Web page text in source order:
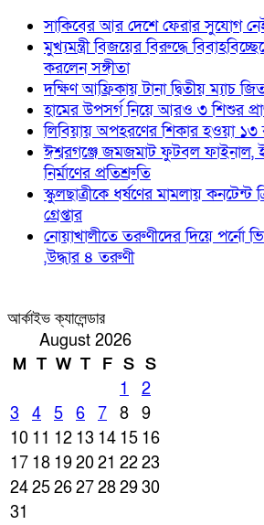
সাকিবের আর দেশে ফেরার সুযোগ নেই:
মুখ্যমন্ত্রী বিজয়ের বিরুদ্ধে
করলেন সঙ্গীতা
দক্ষিণ আফ্রিকায় টানা দ্বিতীয় ম্যাচ
হামের উপসর্গ নিয়ে আরও ৩ শিশুর
লিবিয়ায় অপহরণের শিকার হওয়া ১৩
ঈশ্বরগঞ্জে জমজমাট ফুটবল ফাইনাল,
নির্মাণের প্রতিশ্রুতি
স্কুলছাত্রীকে ধর্ষণের মামলায় কনটেন্ট
গ্রেপ্তার
নোয়াখালীতে তরুণীদের দিয়ে পর্নো
,উদ্ধার ৪ তরুণী
আর্কাইভ ক্যালেন্ডার
August 2026
M T W T F S S
1
2
3
4 5 6 7 8
9
10 11 12 13 14 15 16
17 18 192021 2223
24252627282930
31